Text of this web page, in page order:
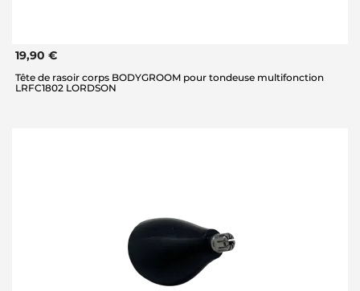
19,90 €
Tête de rasoir corps BODYGROOM pour tondeuse multifonction
LRFC1802 LORDSON